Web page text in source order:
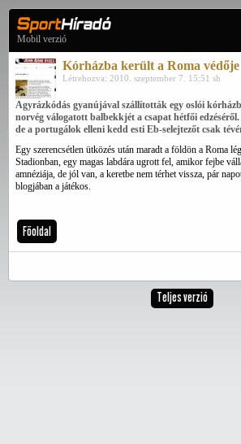
Mobil verzió
Kórházba került a Roma védője
Létrehozva: 2010. szeptember 7. 15:51 sh
Agyrázkódás gyanújával szállították egy oslói
norvég válogatott balbekkjét a csapat hétfői
de a portugálok elleni kedd esti Eb-selejtezőt csak
Egy szerencsétlen ütközés után maradt a földön a Roma
Stadionban, egy magas labdára ugrott fel, amikor fejbe
amnéziája, de jól van, a keretbe nem térhet vissza, pár
blogjában a játékos.
Főoldal
Teljes verzió